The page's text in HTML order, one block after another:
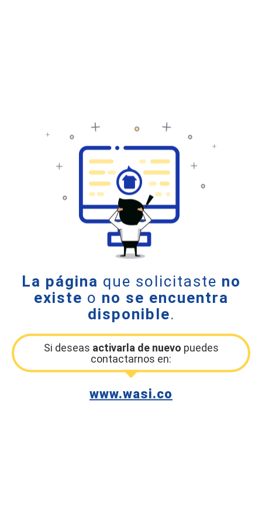
La página que solicitaste no
existe o no se encuentra
disponible.
Si deseas activarla de nuevo puedes
contactarnos en:
www.wasi.co